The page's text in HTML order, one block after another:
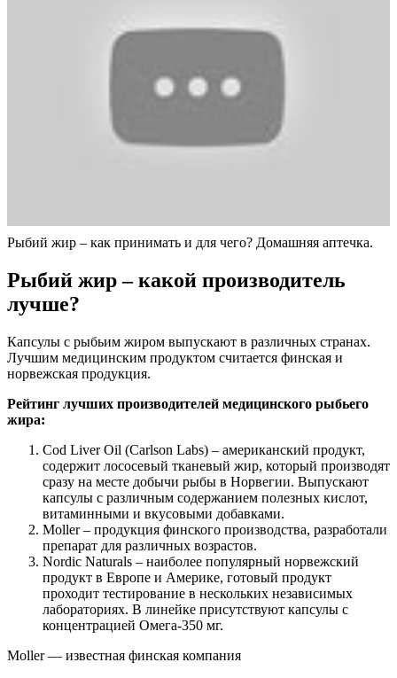
Рыбий жир – как принимать и для чего? Домашняя аптечка.
Рыбий жир – какой производитель
лучше?
Капсулы с рыбьим жиром выпускают в различных странах.
Лучшим медицинским продуктом считается финская и
норвежская продукция.
Рейтинг лучших производителей медицинского рыбьего
жира:
Cod Liver Oil (Carlson Labs) – американский продукт,
содержит лососевый тканевый жир, который производят
сразу на месте добычи рыбы в Норвегии. Выпускают
капсулы с различным содержанием полезных кислот,
витаминными и вкусовыми добавками.
Moller – продукция финского производства, разработали
препарат для различных возрастов.
Nordic Naturals – наиболее популярный норвежский
продукт в Европе и Америке, готовый продукт
проходит тестирование в нескольких независимых
лабораториях. В линейке присутствуют капсулы с
концентрацией Омега-350 мг.
Moller — известная финская компания